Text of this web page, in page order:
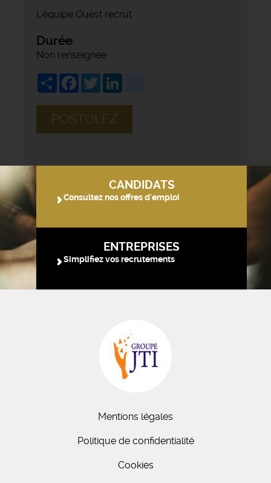
L'équipe Ouest recrut
Durée
Non renseignée
ShareFacebook
Twitter
POSTULEZ
CANDIDATS
Consultez nos offres d'emploi
ENTREPRISES
Simplifiez vos recrutements
Mentions légales
Politique de confidentialité
Cookies